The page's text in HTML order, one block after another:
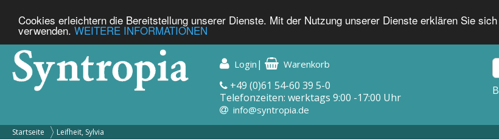
Cookies erleichtern die Bereitstellung unserer Dienste. Mit der Nutzung unserer Dienste erklären Sie
verwenden. WEITERE INFORMATIONEN
Login | Warenkorb
+49 (0)61 54-60 39 5-0
Telefonzeiten: werktags 9:00 -17:00 Uhr
info@syntropia.de
Startseite Leifheit, Sylvia